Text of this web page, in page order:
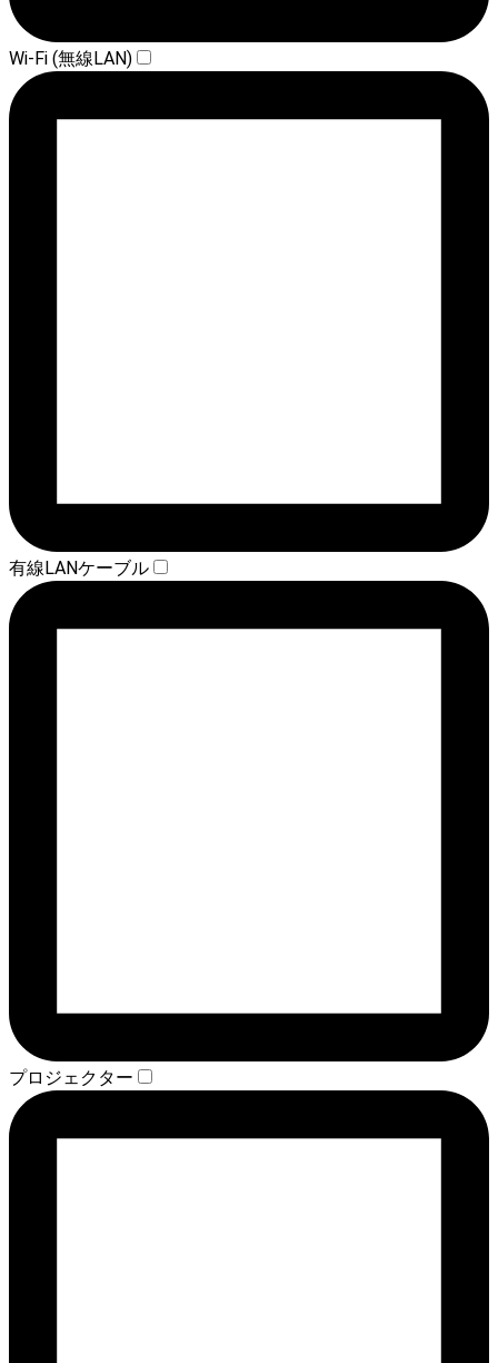
Wi-Fi (無線LAN)
有線LANケーブル
プロジェクター